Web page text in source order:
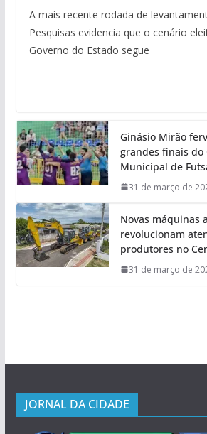
A mais recente rodada de
Pesquisas evidencia que o cenário
Governo do Estado segue
Ginásio Mirão
grandes finais do
Municipal de
31 de março de
Novas máquinas
revolucionam
produtores no
31 de março de
JORNAL DA CIDADE